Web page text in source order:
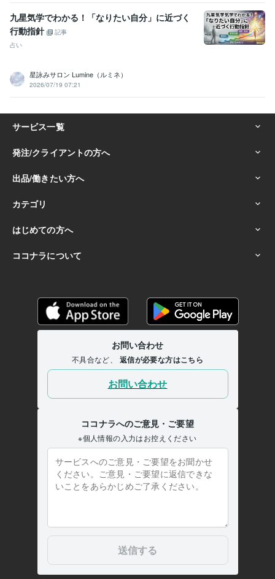
九星気学でわかる！「なりたい自分」に近づく
行動指針
記事
占い
星詠みサロン Lumine（ルミネ）
2026/07/19 07:21